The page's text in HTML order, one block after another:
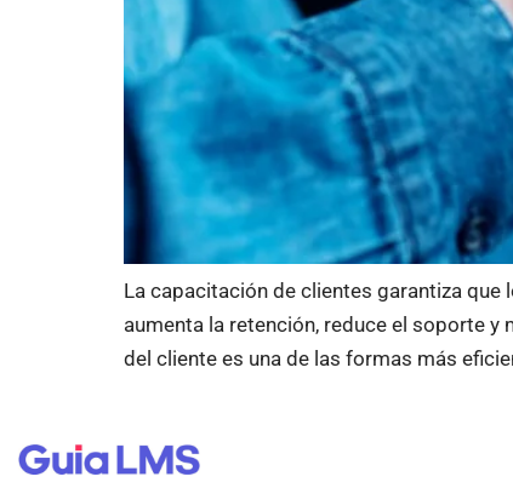
La capacitación de clientes garantiza
aumenta la retención, reduce el soporte
del cliente es una de las formas más